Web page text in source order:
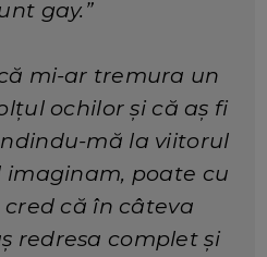
gay.”
mi-ar tremura un
ochilor și că aș fi
mă la viitorul
imaginam, poate cu
că în câteva
redresa complet și